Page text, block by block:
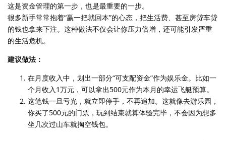
这是资金管理的第一步，也是最重要的一步。
很多新手常常抱着“赢一把就回本”的心态，把生活费、甚至房贷车贷
的钱也拿来下注。这种做法不仅会让你压力倍增，还可能引发严重
的生活危机。
建议做法：
在月度收入中，划出一部分“可支配资金”作为娱乐金。比如一
个月收入1万元，可以拿出500元作为本月的幸运飞艇预算。
这笔钱一旦亏光，就立即停手，不再追加。这就像去游乐园，
你买了500元的门票，玩到结束就算体验完毕，不会因为想多
坐几次过山车就掏空钱包。